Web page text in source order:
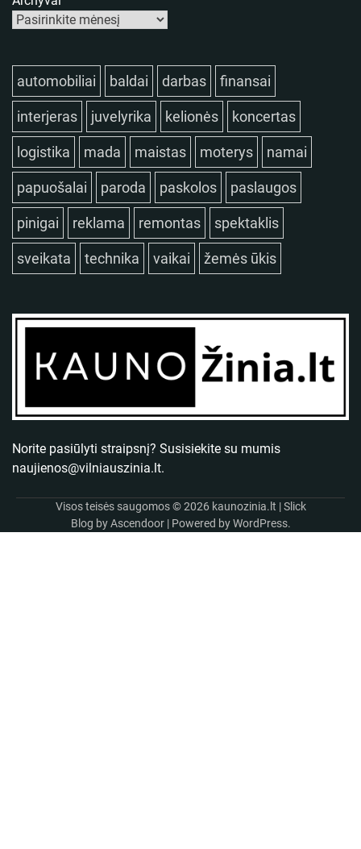
automobiliai baldai darbas finansai
interjeras juvelyrika kelionės koncertas
logistika mada maistas moterys namai
papuošalai paroda paskolos paslaugos
pinigai reklama remontas spektaklis
sveikata technika vaikai žemės ūkis
Norite pasiūlyti straipsnį? Susisiekite su mumis
naujienos@vilniauszinia.lt.
Visos teisės saugomos © 2026 kaunozinia.lt | Slick
Blog byAscendoor| Powered byWordPress.